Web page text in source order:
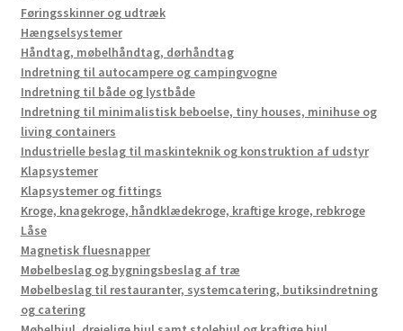
Føringsskinner og udtræk
Hængselsystemer
Håndtag, møbelhåndtag, dørhåndtag
Indretning til autocampere og campingvogne
Indretning til både og lystbåde
Indretning til minimalistisk beboelse, tiny houses, minihuse og
living containers
Industrielle beslag til maskinteknik og konstruktion af udstyr
Klapsystemer
Klapsystemer og fittings
Kroge, knagekroge, håndklædekroge, kraftige kroge, rebkroge
Låse
Magnetisk fluesnapper
Møbelbeslag og bygningsbeslag af træ
Møbelbeslag til restauranter, systemcatering, butiksindretning
og catering